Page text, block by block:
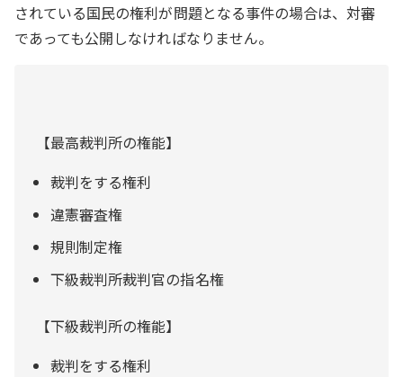
されている国民の権利が問題となる事件の場合は、対審
であっても公開しなければなりません。
【最高裁判所の権能】
裁判をする権利
違憲審査権
規則制定権
下級裁判所裁判官の指名権
【下級裁判所の権能】
裁判をする権利